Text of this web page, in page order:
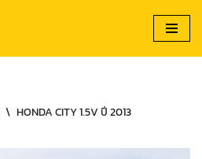
\ HONDA CITY 1.5V ปี 2013